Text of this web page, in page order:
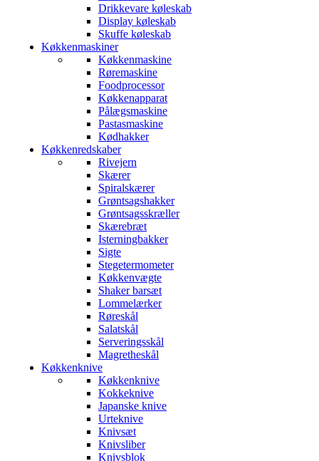
Drikkevare køleskab
Display køleskab
Skuffe køleskab
Køkkenmaskiner
Køkkenmaskine
Røremaskine
Foodprocessor
Køkkenapparat
Pålægsmaskine
Pastasmaskine
Kødhakker
Køkkenredskaber
Rivejern
Skærer
Spiralskærer
Grøntsagshakker
Grøntsagsskræller
Skærebræt
Isterningbakker
Sigte
Stegetermometer
Køkkenvægte
Shaker barsæt
Lommelærker
Røreskål
Salatskål
Serveringsskål
Magretheskål
Køkkenknive
Køkkenknive
Kokkeknive
Japanske knive
Urteknive
Knivsæt
Knivsliber
Knivsblok